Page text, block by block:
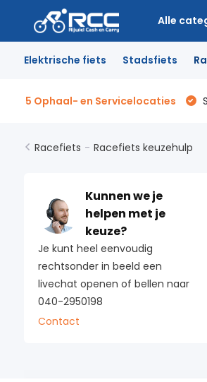
Alle
Elektrische fiets Stadsfiets
5 Ophaal- en Servicelocaties
Racefiets - Racefiets keuzehulp
Kunnen we je
helpen met je
keuze?
Je kunt heel eenvoudig
rechtsonder in beeld een
livechat openen of bellen naar
040-2950198
Contact